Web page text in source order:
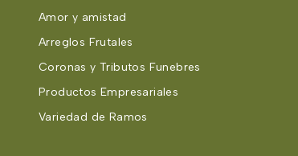
Amor y amistad
Arreglos Frutales
Coronas y Tributos Funebres
Productos Empresariales
Variedad de Ramos